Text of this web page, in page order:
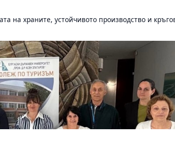
на храните, устойчивото производство и